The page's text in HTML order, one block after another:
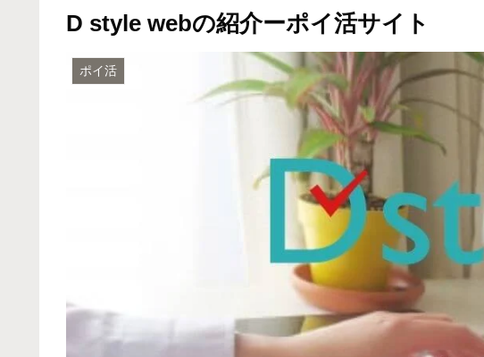
D style webの紹介ーポイ活サイト
ポイ活